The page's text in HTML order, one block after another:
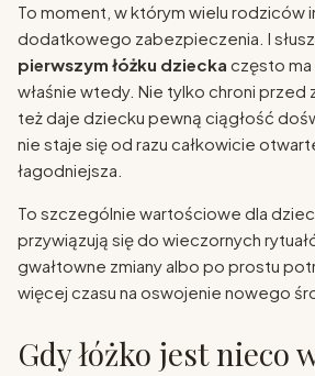
To moment, w którym wielu rodziców
dodatkowego zabezpieczenia. I
pierwszym łóżku dziecka często ma
właśnie wtedy. Nie tylko chroni przed
też daje dziecku pewną ciągłość
nie staje się od razu całkowicie
łagodniejsza.
To szczególnie wartościowe dla
przywiązują się do wieczornych
gwałtowne zmiany albo po prostu
więcej czasu na oswojenie nowego
Gdy łóżko jest nieco